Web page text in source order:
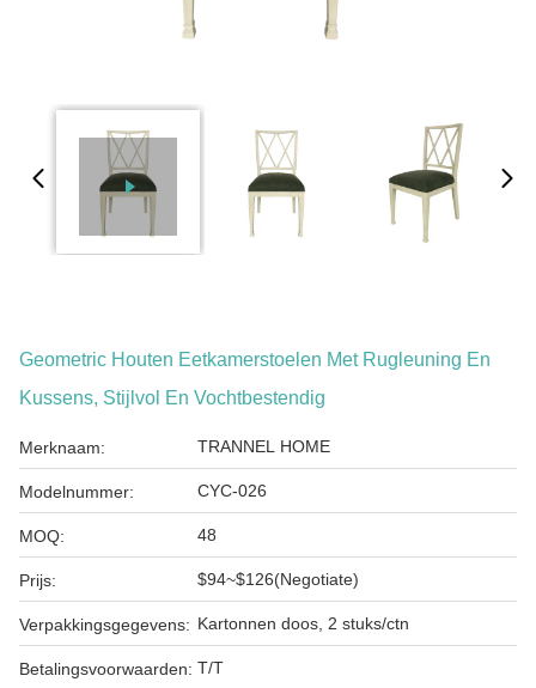
Geometric Houten Eetkamerstoelen Met Rugleuning En
Kussens, Stijlvol En Vochtbestendig
Merknaam: TRANNEL HOME
Modelnummer: CYC-026
MOQ: 48
Prijs: $94~$126(Negotiate)
Verpakkingsgegevens: Kartonnen doos, 2 stuks/ctn
Betalingsvoorwaarden: T/T